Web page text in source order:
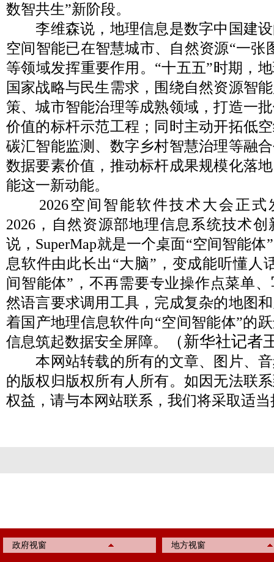
数智共生”新阶段。
李维森说，地理信息是数字中国建设
空间智能已在智慧城市、自然资源“一张
等领域发挥重要作用。“十五五”时期，
国家战略与民生需求，围绕自然资源智
策、城市智能治理等成熟领域，打造一
价值的标杆示范工程；同时主动开拓低
碳汇智能监测、数字乡村智慧治理等融
数据要素价值，推动标杆成果规模化落
能这一新动能。
2026空间智能软件技术大会正式发
2026，自然资源部地理信息系统技术
说，SuperMap就是一个桌面“空间智能体
息软件由此长出“大脑”，变成能听懂人
间智能体”，不再需要专业操作点菜单
然语言要求调用工具，完成复杂的地图
着国产地理信息软件向“空间智能体”的
信息筑起数据安全屏障。
（新华社记者
本网站转载的所有的文章、图片、音
的版权归版权所有人所有。如因无法联
权益，请与本网站联系，我们将采取适
政府视窗 地方视窗